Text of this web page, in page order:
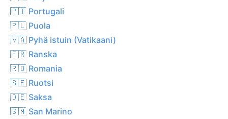
🇵🇹 Portugali
🇵🇱 Puola
🇻🇦 Pyhä istuin (Vatikaani)
🇫🇷 Ranska
🇷🇴 Romania
🇸🇪 Ruotsi
🇩🇪 Saksa
🇸🇲 San Marino